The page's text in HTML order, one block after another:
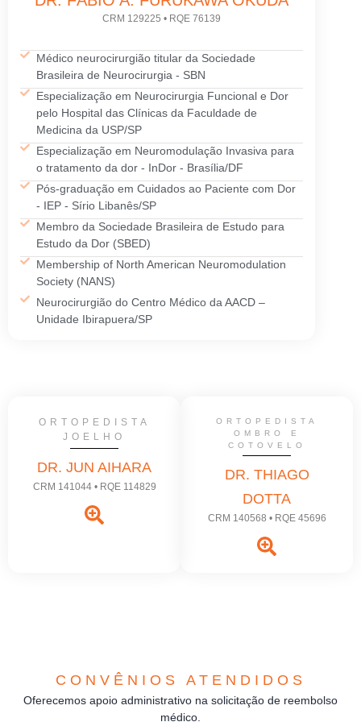
CRM 129225 • RQE 76139
Médico neurocirurgião titular da Sociedade
Brasileira de Neurocirurgia - SBN
Especialização em Neurocirurgia Funcional e Dor
pelo Hospital das Clínicas da Faculdade de
Medicina da USP/SP
Especialização em Neuromodulação Invasiva para
o tratamento da dor - InDor - Brasília/DF
Pós-graduação em Cuidados ao Paciente com Dor
- IEP - Sírio Libanês/SP
Membro da Sociedade Brasileira de Estudo para
Estudo da Dor (SBED)
Membership of North American Neuromodulation
Society (NANS)
Neurocirurgião do Centro Médico da AACD –
Unidade Ibirapuera/SP
ORTOPEDISTA
JOELHO
DR. JUN AIHARA
CRM 141044 • RQE 114829
ORTOPEDISTA
OMBRO E
COTOVELO
DR. THIAGO
DOTTA
CRM 140568 • RQE 45696
CONVÊNIOS ATENDIDOS
Oferecemos apoio administrativo na solicitação de reembolso
médico.